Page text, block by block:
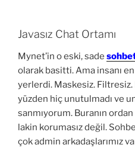
Javasız Chat Ortamı
Mynet’in o eski, sade
olarak basitti. Ama insanı
yerlerdi. Maskesiz. Filtresiz.
yüzden hiç unutulmadı ve
sanmıyorum. Buranın
lakin korumasız değil.
çok admin arkadaşlarımız